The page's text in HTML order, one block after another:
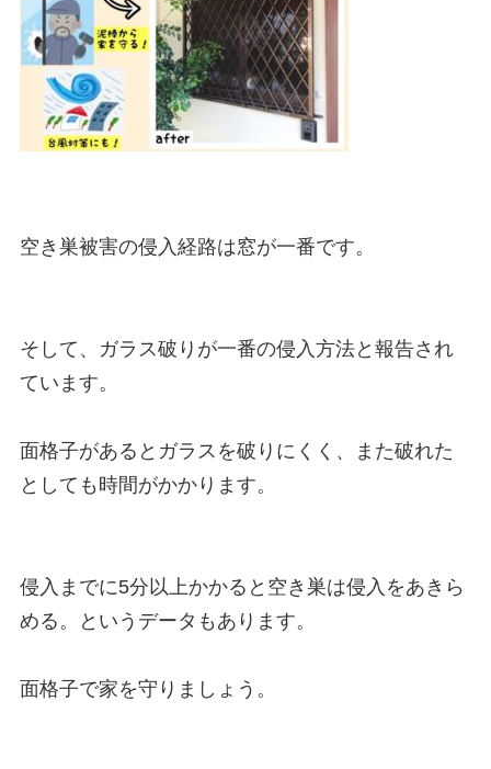
空き巣被害の侵入経路は窓が一番です。
そして、ガラス破りが一番の侵入方法と報告され
ています。
面格子があるとガラスを破りにくく、また破れた
としても時間がかかります。
侵入までに5分以上かかると空き巣は侵入をあきら
める。というデータもあります。
面格子で家を守りましょう。